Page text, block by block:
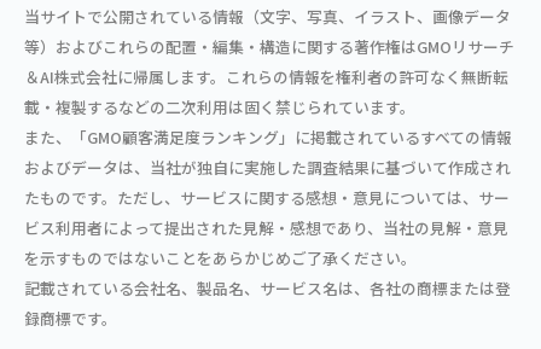
当サイトで公開されている情報（文字、写真、イラスト、画像データ
等）およびこれらの配置・編集・構造に関する著作権はGMOリサーチ
＆AI株式会社に帰属します。これらの情報を権利者の許可なく無断転
載・複製するなどの二次利用は固く禁じられています。
また、「GMO顧客満足度ランキング」に掲載されているすべての情報
およびデータは、当社が独自に実施した調査結果に基づいて作成され
たものです。ただし、サービスに関する感想・意見については、サー
ビス利用者によって提出された見解・感想であり、当社の見解・意見
を示すものではないことをあらかじめご了承ください。
記載されている会社名、製品名、サービス名は、各社の商標または登
録商標です。